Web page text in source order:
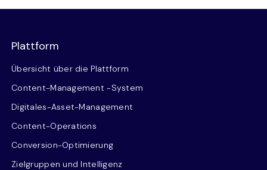
Plattform
Übersicht über die Plattform
Content-Management -System
Digitales-Asset-Management
Content-Operations
Conversion-Optimierung
Zielgruppen und Intelligenz